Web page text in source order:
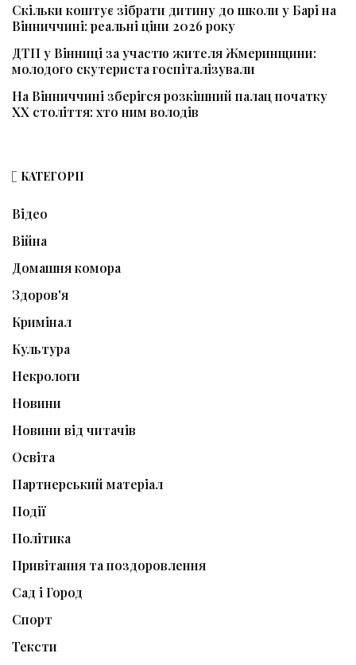
Скільки коштує зібрати дитину до школи у Барі на
Вінниччині: реальні ціни 2026 року
ДТП у Вінниці за участю жителя Жмеринщини:
молодого скутериста госпіталізували
На Вінниччині зберігся розкішний палац початку
ХХ століття: хто ним володів
КАТЕГОРІЇ
Відео
Війна
Домашня комора
Здоров'я
Кримінал
Культура
Некрологи
Новини
Новини від читачів
Освіта
Партнерський матеріал
Події
Політика
Привітання та поздоровлення
Сад і Город
Спорт
Тексти